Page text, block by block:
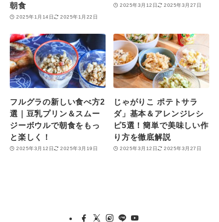
朝食
2025年1月14日 2025年1月22日
2025年3月12日 2025年3月27日
フルグラの新しい食べ方2
選｜豆乳プリン＆スムー
ジーボウルで朝食をもっ
と楽しく！
2025年3月12日 2025年3月19日
じゃがりこ ポテトサラ
ダ」基本＆アレンジレシ
ピ5選！簡単で美味しい作
り方を徹底解説
2025年3月12日 2025年3月27日